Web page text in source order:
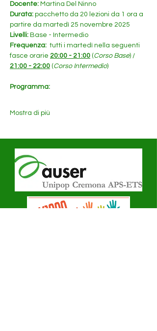
Docente: Martina Del Ninno
Durata: pacchetto da 20 lezioni da 1 ora a
partire da martedì 25 novembre 2025
Livelli: Base - Intermedio
Frequenza: tutti i martedì nella seguenti
fasce orarie 20:00 - 21:00 (Corso Base) /
21:00 - 22:00 (Corso Intermedio)
Programma:
Mostra di più